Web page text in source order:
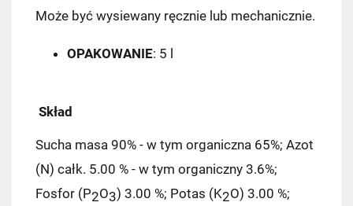
Może być wysiewany ręcznie lub mechanicznie.
OPAKOWANIE: 5 l
Skład
Sucha masa 90% - w tym organiczna 65%; Azot
(N) całk. 5.00 % - w tym organiczny 3.6%;
Fosfor (P2O3) 3.00 %; Potas (K2O) 3.00 %;